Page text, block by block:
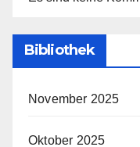
Bibliothek
November 2025
Oktober 2025